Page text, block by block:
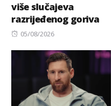
više slučajeva
razrijeđenog goriva
Posted
05/08/2026